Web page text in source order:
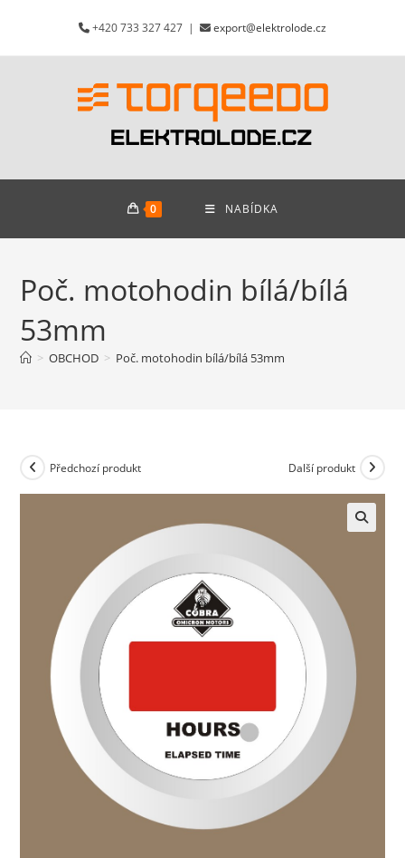
obsahu
+420 733 327 427 | export@elektrolode.cz
0 NABÍDKA
Poč. motohodin bílá/bílá
53mm
> OBCHOD > Poč. motohodin bílá/bílá 53mm
Předchozí produkt Další produkt